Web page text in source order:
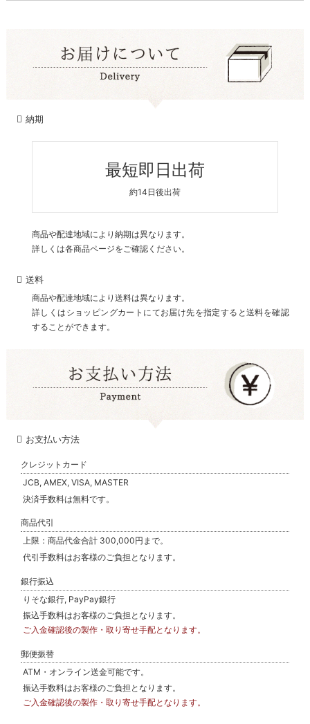
納期
最短即日出荷
約14日後出荷
商品や配達地域により納期は異なります。
詳しくは各商品ページをご確認ください。
送料
商品や配達地域により送料は異なります。
詳しくはショッピングカートにてお届け先を指定すると送料を確認
することができます。
お支払い方法
クレジットカード
JCB, AMEX, VISA, MASTER
決済手数料は無料です。
商品代引
上限：商品代金合計 300,000円まで。
代引手数料はお客様のご負担となります。
銀行振込
りそな銀行, PayPay銀行
振込手数料はお客様のご負担となります。
ご入金確認後の製作・取り寄せ手配となります。
郵便振替
ATM・オンライン送金可能です。
振込手数料はお客様のご負担となります。
ご入金確認後の製作・取り寄せ手配となります。